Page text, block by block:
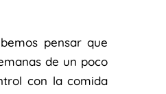
pensar que
de un poco
con la comida